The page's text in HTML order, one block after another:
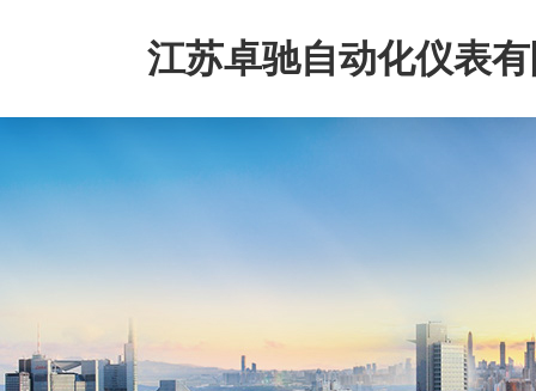
江苏卓驰自动化仪表